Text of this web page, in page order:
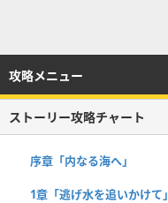
攻略メニュー
ストーリー攻略チャート
序章「内なる海へ」
1章「逃げ水を追いかけて」